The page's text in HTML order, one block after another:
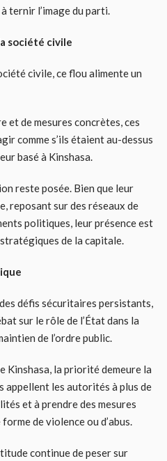
ternir l’image du parti.
société civile
civile, ce flou alimente un
et de mesures concrètes, ces
comme s’ils étaient au-dessus
basé à Kinshasa.
reste posée. Bien que leur
reposant sur des réseaux de
politiques, leur présence est
de la capitale.
défis sécuritaires persistants,
sur le rôle de l’État dans la
de l’ordre public.
Kinshasa, la priorité demeure la
appellent les autorités à plus de
et à prendre des mesures
de violence ou d’abus.
continue de peser sur